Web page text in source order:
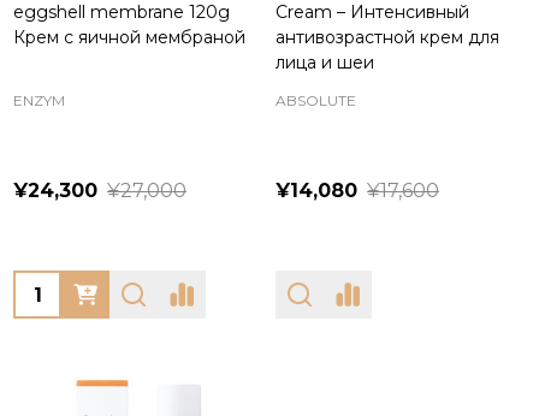
eggshell membrane 120g
Крем с яичной мембраной
ENZYM
¥24,300 ¥27,000
Quantity:
Cream – Интенсивный
антивозрастной крем для
лица и шеи
ABSOLUTE
¥14,080 ¥17,600